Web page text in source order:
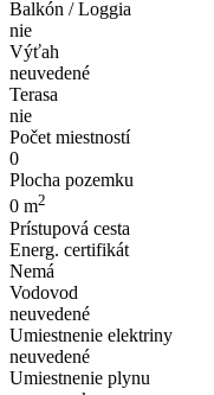
Balkón / Loggia
nie
Výťah
neuvedené
Terasa
nie
Počet miestností
0
Plocha pozemku
0 m2
Prístupová cesta
Energ. certifikát
Nemá
Vodovod
neuvedené
Umiestnenie elektriny
neuvedené
Umiestnenie plynu